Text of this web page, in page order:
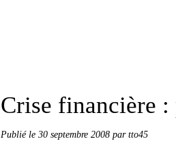
Crise financière :
Publié le 30 septembre 2008 par tto45